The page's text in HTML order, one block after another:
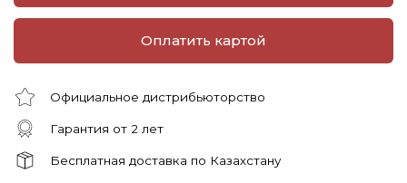
Оплатить картой
Официальное дистрибьюторство
Гарантия от 2 лет
Бесплатная доставка по Казахстану